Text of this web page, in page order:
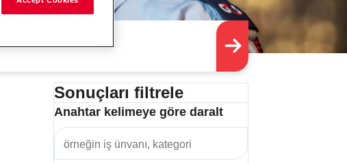
Sonuçları filtrele
Anahtar kelimeye göre daralt